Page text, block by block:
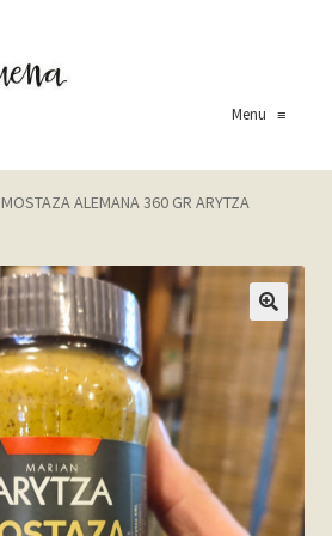
Menu≡
MOSTAZA ALEMANA 360 GR ARYTZA